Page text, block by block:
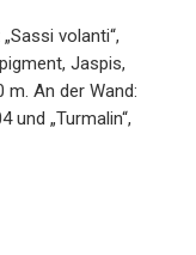
volanti“,
Jaspis,
m. An der Wand:
und „Turmalin“,